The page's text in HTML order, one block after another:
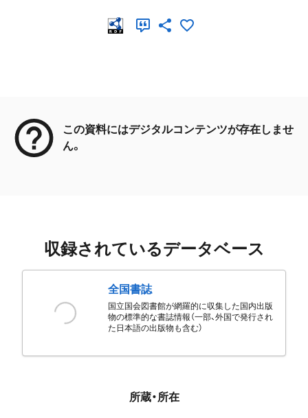
この資料にはデジタルコンテンツが存在しませ
ん。
収録されているデータベース
全国書誌
国立国会図書館が網羅的に収集した国内出版
物の標準的な書誌情報（一部、外国で発行され
た日本語の出版物も含む）
所蔵・所在